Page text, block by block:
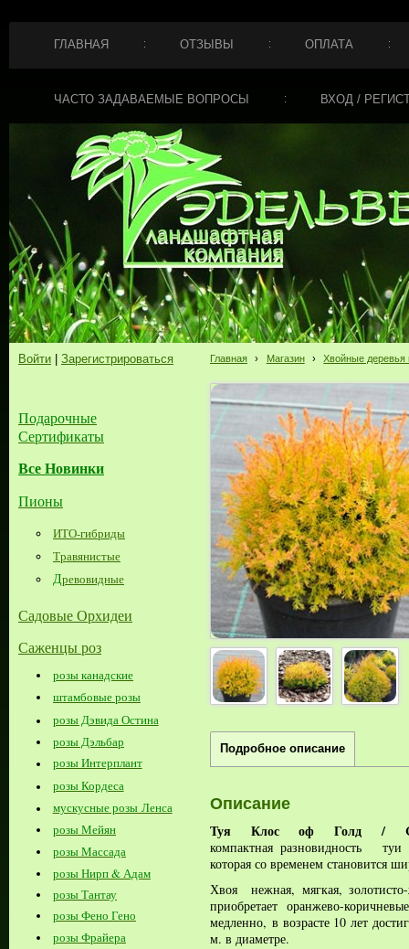
ГЛАВНАЯ ОТЗЫВЫ ОПЛАТА
ЧАСТО ЗАДАВАЕМЫЕ ВОПРОСЫ ВХОД /
Войти Зарегистрироваться
Подарочные
Сертификаты
Все Новинки
Пионы
ИТО-гибриды
Травянистые
Древовидные
Садовые Орхидеи
Саженцы роз
розы канадские
штамбовые розы
розы Дэвида Остина
розы Дэльбар
розы Интерплант
розы Кордеса
мускусные розы Ленса
розы Мейян
розы Массада
розы Нирп & Адам
розы Тантау
розы Фено Гено
розы Фрайера
Главная › Магазин › Хвойные деревья
Подробное описание
Описание
Туя Клос оф Голд /
компактная разновидность
которая со временем становится
Хвоянежная, мягкая,
приобретает оранжево-
медленно, в возрасте 10 лет
м. в диаметре.